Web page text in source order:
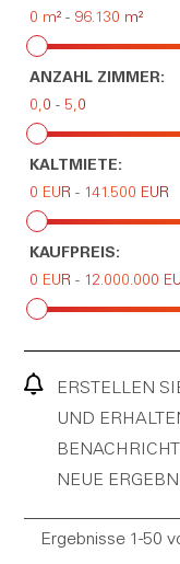
0 m² - 96.130 m²
ANZAHL ZIMMER:
0,0 - 5,0
KALTMIETE:
0 EUR - 141.500 EUR
KAUFPREIS:
0 EUR - 12.000.000
ERSTELLEN
UND
NEUE
Ergebnisse 1-50